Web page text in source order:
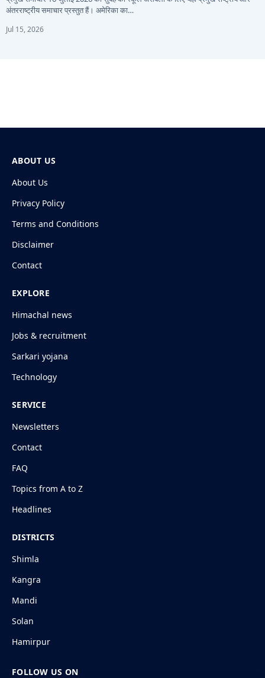
अंतरराष्ट्रीय समाचार प्रस्तुत हैं। अमेरिका का…
Jul 15, 2026
ABOUT US
About Us
Privacy Policy
Terms and Conditions
Disclaimer
Contact
EXPLORE
Himachal news
Jobs & recruitment
Sarkari yojana
Technology
SERVICE
Newsletters
Contact
FAQ
Topics from A to Z
Headlines
DISTRICTS
Shimla
Kangra
Mandi
Solan
Hamirpur
FOLLOW US ON